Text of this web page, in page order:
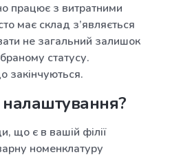
працює з витратними
має склад з’являється
не загальний залишок
статусу.
закінчуються.
що є в вашій філії
номенклатуру